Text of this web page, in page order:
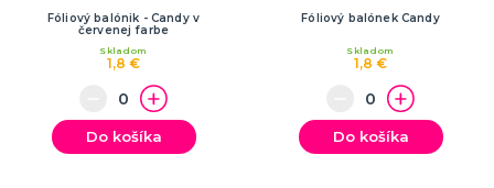
Fóliový balónik - Candy v
červenej farbe
1,8 €
Skladom
Do košíka
Fóliový balónek Candy
1,8 €
Skladom
Do košíka